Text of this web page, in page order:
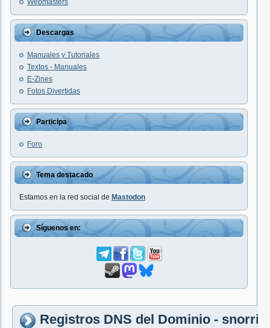
Webmasters
Descargas
Manuales y Tutoriales
Textos - Manuales
E-Zines
Fotos Divertidas
Participa
Foro
Tema destacado
Estamos en la red social de Mastodon
Síguenos en:
Registros DNS del Dominio -